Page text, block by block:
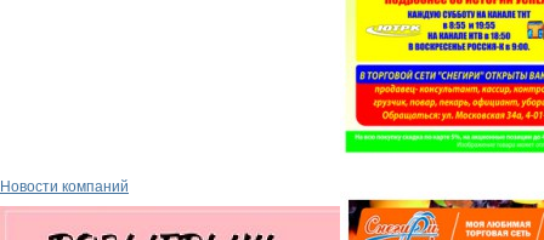
Новости компаний